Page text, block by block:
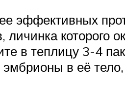
эффективных
личинка
в теплицу 3-4
в её